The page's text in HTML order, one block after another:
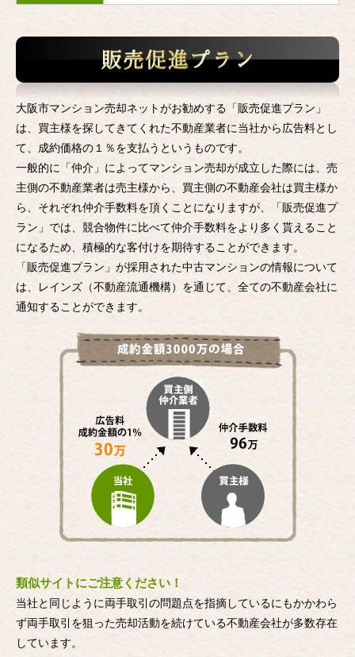
大阪市マンション売却ネットがお勧めする「販売促進プラン」
は、買主様を探してきてくれた不動産業者に当社から広告料とし
て、成約価格の１％を支払うというものです。
一般的に「仲介」によってマンション売却が成立した際には、売
主側の不動産業者は売主様から、買主側の不動産会社は買主様か
ら、それぞれ仲介手数料を頂くことになりますが、「販売促進プ
ラン」では、競合物件に比べて仲介手数料をより多く貰えること
になるため、積極的な客付けを期待することができます。
「販売促進プラン」が採用された中古マンションの情報について
は、レインズ（不動産流通機構）を通じて、全ての不動産会社に
通知することができます。
類似サイトにご注意ください！
当社と同じように両手取引の問題点を指摘しているにもかかわら
ず両手取引を狙った売却活動を続けている不動産会社が多数存在
しています。